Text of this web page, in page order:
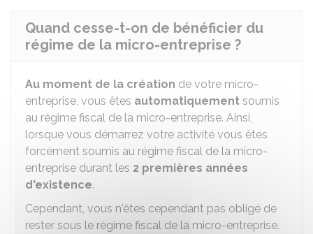
Quand cesse-t-on de bénéficier du
régime de la micro-entreprise ?
Au moment de la création de votre micro-
entreprise, vous êtes automatiquement soumis
au régime fiscal de la micro-entreprise. Ainsi,
lorsque vous démarrez votre activité vous êtes
forcément soumis au régime fiscal de la micro-
entreprise durant les 2 premières années
d'existence.
Cependant, vous n'êtes cependant pas obligé de
rester sous le régime fiscal de la micro-entreprise.